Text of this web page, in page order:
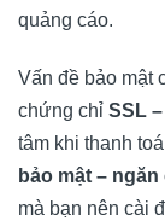
quảng cáo.
Vấn đề bảo mật
chứng chỉ SSL
tâm khi thanh
bảo mật –
mà bạn nên cài